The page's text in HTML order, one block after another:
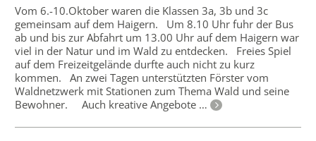
Vom 6.-10.Oktober waren die Klassen 3a, 3b und 3c
gemeinsam auf dem Haigern. Um 8.10 Uhr fuhr der Bus
ab und bis zur Abfahrt um 13.00 Uhr auf dem Haigern war
viel in der Natur und im Wald zu entdecken. Freies Spiel
auf dem Freizeitgelände durfte auch nicht zu kurz
kommen. An zwei Tagen unterstützten Förster vom
Waldnetzwerk mit Stationen zum Thema Wald und seine
Bewohner. Auch kreative Angebote …